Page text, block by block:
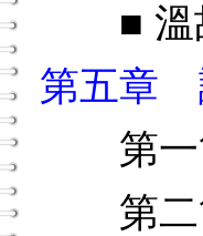
■ 溫故
第五章
第一
第二